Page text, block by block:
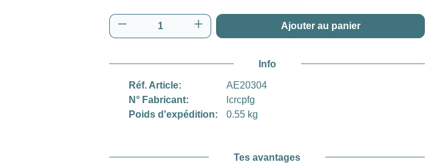
Quantité de produit : Entrez la quantité souhaitée
Ajouter au panier
Info
Réf. Article:
AE20304
N° Fabricant:
lcrcpfg
Poids d'expédition:
0.55 kg
Tes avantages